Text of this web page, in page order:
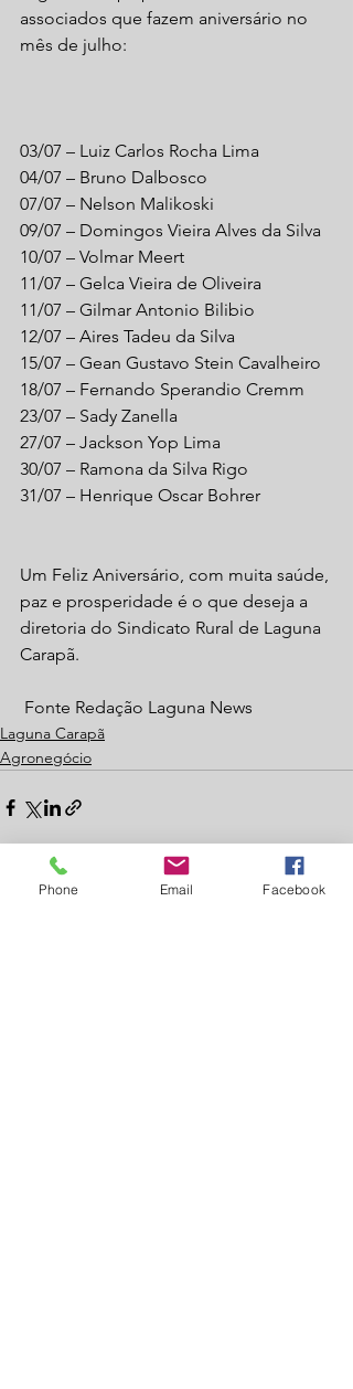
associados que fazem aniversário no
mês de julho:
03/07 – Luiz Carlos Rocha Lima
04/07 – Bruno Dalbosco
07/07 – Nelson Malikoski
09/07 – Domingos Vieira Alves da Silva
10/07 – Volmar Meert
11/07 – Gelca Vieira de Oliveira
11/07 – Gilmar Antonio Bilibio
12/07 – Aires Tadeu da Silva
15/07 – Gean Gustavo Stein Cavalheiro
18/07 – Fernando Sperandio Cremm
23/07 – Sady Zanella
27/07 – Jackson Yop Lima
30/07 – Ramona da Silva Rigo
31/07 – Henrique Oscar Bohrer
Um Feliz Aniversário, com muita saúde,
paz e prosperidade é o que deseja a
diretoria do Sindicato Rural de Laguna
Carapã.
Fonte Redação Laguna News
Laguna Carapã
Agronegócio
Phone Email Facebook